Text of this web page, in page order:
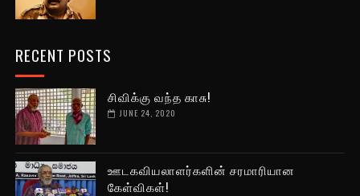
RECENT POSTS
சிவிக்கு வந்த காசு!
JUNE 24, 2020
ஊடகவியலாளர்களின் சரமாரியான
கேள்விகள்!